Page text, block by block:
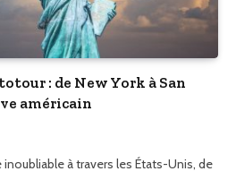
: de New York à San
américain
à travers les États-Unis, de